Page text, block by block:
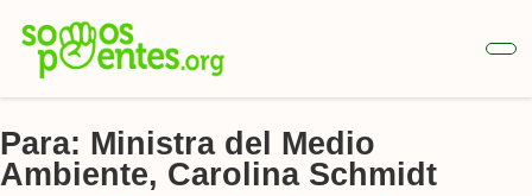
contenido
principal
Para: Ministra del Medio
Ambiente, Carolina Schmidt